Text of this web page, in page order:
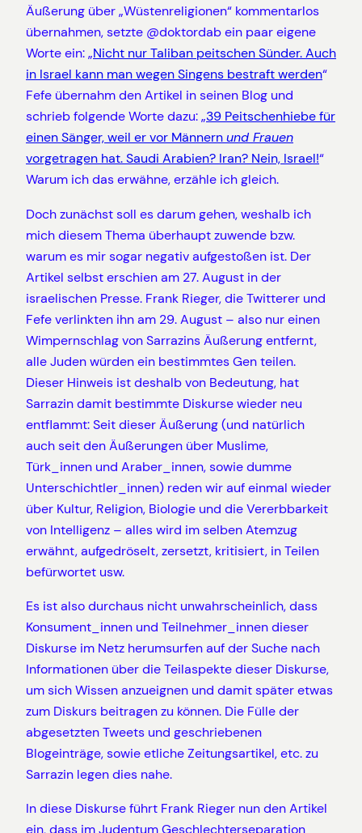
Äußerung über „Wüstenreligionen“ kommentarlos
übernahmen, setzte @doktordab ein paar eigene
Worte ein: „Nicht nur Taliban peitschen Sünder. Auch
in Israel kann man wegen Singens bestraft werden“
Fefe übernahm den Artikel in seinen Blog und
schrieb folgende Worte dazu: „39 Peitschenhiebe für
einen Sänger, weil er vor Männernund Frauen
vorgetragen hat. Saudi Arabien? Iran? Nein, Israel!“
Warum ich das erwähne, erzähle ich gleich.
Doch zunächst soll es darum gehen, weshalb ich
mich diesem Thema überhaupt zuwende bzw.
warum es mir sogar negativ aufgestoßen ist. Der
Artikel selbst erschien am 27. August in der
israelischen Presse. Frank Rieger, die Twitterer und
Fefe verlinkten ihn am 29. August – also nur einen
Wimpernschlag von Sarrazins Äußerung entfernt,
alle Juden würden ein bestimmtes Gen teilen.
Dieser Hinweis ist deshalb von Bedeutung, hat
Sarrazin damit bestimmte Diskurse wieder neu
entflammt: Seit dieser Äußerung (und natürlich
auch seit den Äußerungen über Muslime,
Türk_innen und Araber_innen, sowie dumme
Unterschichtler_innen) reden wir auf einmal wieder
über Kultur, Religion, Biologie und die Vererbbarkeit
von Intelligenz – alles wird im selben Atemzug
erwähnt, aufgedröselt, zersetzt, kritisiert, in Teilen
befürwortet usw.
Es ist also durchaus nicht unwahrscheinlich, dass
Konsument_innen und Teilnehmer_innen dieser
Diskurse im Netz herumsurfen auf der Suche nach
Informationen über die Teilaspekte dieser Diskurse,
um sich Wissen anzueignen und damit später etwas
zum Diskurs beitragen zu können. Die Fülle der
abgesetzten Tweets und geschriebenen
Blogeinträge, sowie etliche Zeitungsartikel, etc. zu
Sarrazin legen dies nahe.
In diese Diskurse führt Frank Rieger nun den Artikel
ein, dass im Judentum Geschlechterseparation